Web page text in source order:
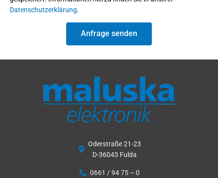
Datenschutzerklärung.
Anfrage senden
Oderstraße 21-23
D-36043 Fulda
0661 / 94 75 – 0